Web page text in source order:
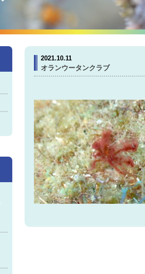
2021.10.11
オランウータンクラブ